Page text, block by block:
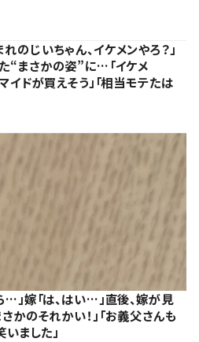
のじいちゃん、イケメンやろ？」
“まさかの姿”に…「イケメ
マイドが買えそう」「相当モテたは
」嫁「は、はい…」直後、嫁が見
のそれかい！」「お義父さんも
ました」